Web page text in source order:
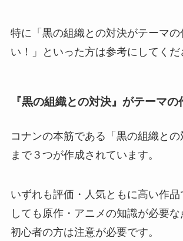
特に「黒の組織との対決がテーマの
い！」といった方は参考にしてくだ
『黒の組織との対決』がテーマの
コナンの本筋である「黒の組織と
まで３つが作成されています。
いずれも評価・人気ともに高い作品
しても原作・アニメの知識が必要
初心者の方は注意が必要です。